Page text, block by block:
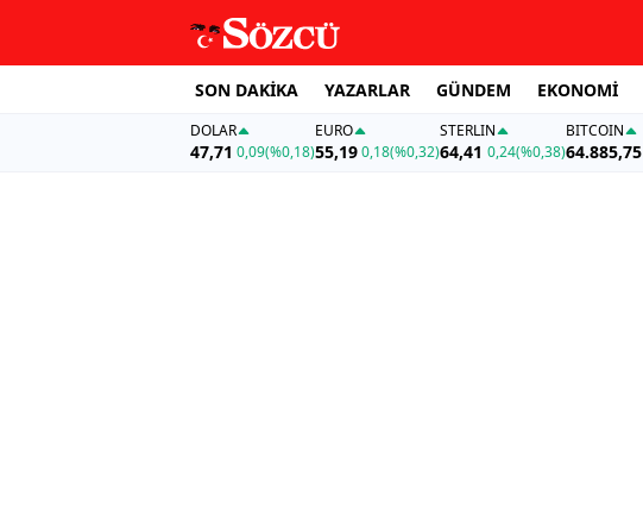
SON DAKİKA YAZARLAR GÜNDEM EKONOMİ
DOLAR
47,71 0,09(%0,18)
EURO
55,19 0,18(%0,32)
STERLIN
64,41 0,24(%0,38)
BITCOIN
64.885,75